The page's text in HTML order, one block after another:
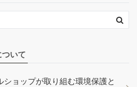
いて
ショップが取り組む環境保護と